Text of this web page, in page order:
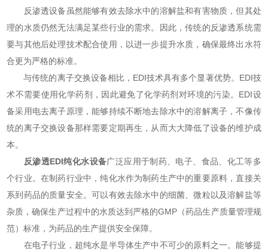
反渗透设备虽然能够有效去除水中的溶解盐和有害物质，但其处
理的水质仍然无法满足某些行业的需求。因此，传统的反渗透系统需
要与其他后处理技术配合使用，以进一步提升水质，确保最终出水符
合更为严格的标准。
与传统的离子交换设备相比，EDI技术具有多个显著优势。EDI技
术不需要使用化学药剂，因此避免了化学药剂对环境的污染。EDI设
备采用电去离子原理，能够持续不断地去除水中的溶解离子，不像传
统的离子交换设备那样需要定期再生，从而大大降低了设备的维护成
本。
反渗透EDI纯化水设备广泛应用于制药、电子、食品、化工等多
个行业。在制药行业中，纯化水作为制药生产中的重要原料，直接关
系到药品的质量安全。可以有效去除水中的细菌、微粒以及溶解盐等
杂质，确保生产过程中的水质达到严格的GMP（药品生产质量管理规
范）标准，为药品的生产提供安全保障。
在电子行业，超纯水是半导体生产中不可少的原料之一。能够提